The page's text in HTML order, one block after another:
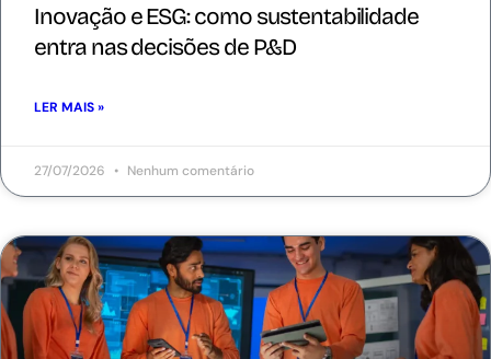
Inovação e ESG: como sustentabilidade
entra nas decisões de P&D
LER MAIS »
27/07/2026 Nenhum comentário